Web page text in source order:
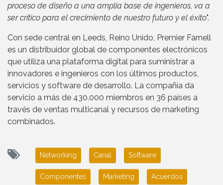
proceso de diseño a una amplia base de ingenieros, va a
ser crítico para el crecimiento de nuestro futuro y el éxito".
Con sede central en Leeds, Reino Unido, Premier Farnell
es un distribuidor global de componentes electrónicos
que utiliza una plataforma digital para suministrar a
innovadores e ingenieros con los últimos productos,
servicios y software de desarrollo. La compañía da
servicio a más de 430.000 miembros en 36 países a
través de ventas multicanal y recursos de marketing
combinados.
Networking Canal Software
Componentes Marketing Acuerdos